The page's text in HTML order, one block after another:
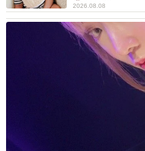
2026.08.08